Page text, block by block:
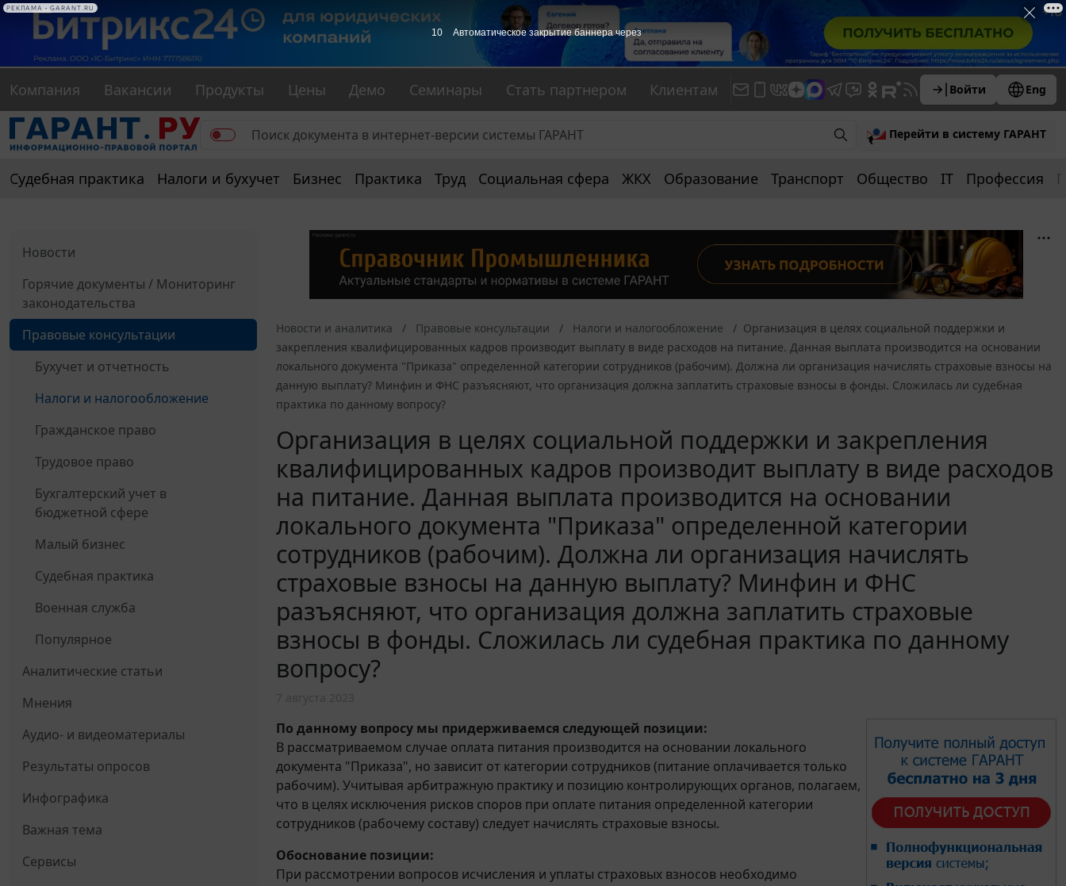
Компания Вакансии Продукты Цены Демо Семинары Стать партнером Клиентам Войти Eng
Перейти в систему ГАРАНТ
Судебная практика Налоги и бухучет Бизнес Практика Труд Социальная сфера ЖКХ Образование Транспорт Общество IT Профессия
Новости
Горячие документы / Мониторинг
законодательства
Правовые консультации
Бухучет и отчетность
Налоги и налогообложение
Гражданское право
Трудовое право
Бухгалтерский учет в
бюджетной сфере
Малый бизнес
Судебная практика
Военная служба
Популярное
Аналитические статьи
Мнения
Аудио- и видеоматериалы
Результаты опросов
Инфографика
Важная тема
Сервисы
Новости и аналитика Правовые консультации Налоги и налогообложение
Организация в целях социальной поддержки и
закрепления квалифицированных кадров производит выплату в виде расходов на питание. Данная выплата производится на основании
локального документа "Приказа" определенной категории сотрудников (рабочим). Должна ли организация начислять страховые взносы на
данную выплату? Минфин и ФНС разъясняют, что организация должна заплатить страховые взносы в фонды. Сложилась ли судебная
практика по данному вопросу?
Организация в целях социальной поддержки и закрепления
квалифицированных кадров производит выплату в виде расходов
на питание. Данная выплата производится на основании
локального документа "Приказа" определенной категории
сотрудников (рабочим). Должна ли организация начислять
страховые взносы на данную выплату? Минфин и ФНС
разъясняют, что организация должна заплатить страховые
взносы в фонды. Сложилась ли судебная практика по данному
вопросу?
По данному вопросу мы придерживаемся следующей позиции:
В рассматриваемом случае оплата питания производится на основании локального
документа "Приказа", но зависит от категории сотрудников (питание оплачивается только
рабочим). Учитывая арбитражную практику и позицию контролирующих органов, полагаем,
что в целях исключения рисков споров при оплате питания определенной категории
сотрудников (рабочему составу) следует начислять страховые взносы.
Обоснование позиции:
При рассмотрении вопросов исчисления и уплаты страховых взносов необходимо
9 Автоматическое закрытие баннера через
РЕКЛАМА • GARANT.RU